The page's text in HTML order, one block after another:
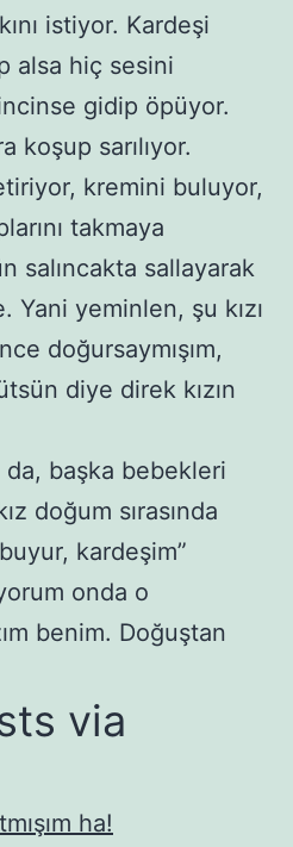
istiyor. Kardeşi
alsa hiç sesini
gidip öpüyor.
koşup sarılıyor.
kremini buluyor,
takmaya
salıncakta sallayarak
yeminlen, şu kızı
doğursaymışım,
diye direk kızın
başka bebekleri
doğum sırasında
kardeşim”
onda o
benim. Doğuştan
via
ha!